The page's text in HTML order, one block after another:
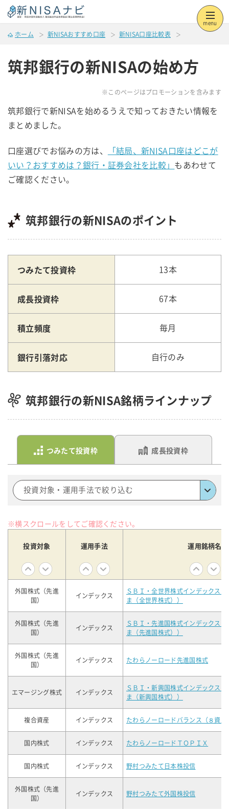
menu
ホーム 新NISAおすすめ口座 新NISA口座比較表
筑邦銀行の新NISAの始め方
※このページはプロモーションを含みます
筑邦銀行で新NISAを始めるうえで知っておきたい情報を
まとめました。
口座選びでお悩みの方は、
「結局、新NISA口座はどこが
いい？おすすめは？銀行・証券会社を比較」 もあわせて
ご確認ください。
筑邦銀行の新NISAのポイント
つみたて投資枠 13本
成長投資枠 67本
積立頻度 毎月
銀行引落対応 自行のみ
筑邦銀行の新NISA銘柄ラインナップ
つみたて投資枠 成長投資枠
投資対象・運用手法で絞り込む
※横スクロールをしてご確認ください。
投資対象 運用手法 運用銘柄名
外国株式（先進
国）
インデックス
ＳＢＩ・全世界株式インデックス
ま（全世界株式））
外国株式（先進
国）
インデックス
ＳＢＩ・先進国株式インデックス
ま（先進国株式））
外国株式（先進
国）
インデックス たわらノーロード先進国株式
エマージング株式 インデックス
ＳＢＩ・新興国株式インデックス
ま（新興国株式））
複合資産 インデックス たわらノーロードバランス（８資産
国内株式 インデックス たわらノーロードＴＯＰＩＸ
国内株式 インデックス 野村つみたて日本株投信
外国株式（先進
国）
インデックス 野村つみたて外国株投信